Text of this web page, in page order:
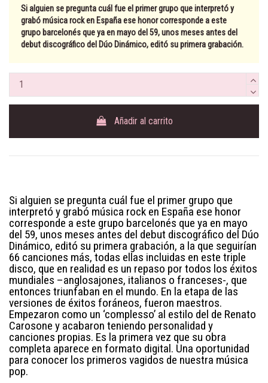
Si alguien se pregunta cuál fue el primer grupo que interpretó y
grabó música rock en España ese honor corresponde a este
grupo barcelonés que ya en mayo del 59, unos meses antes del
debut discográfico del Dúo Dinámico, editó su primera grabación.
Añadir al carrito
Si alguien se pregunta cuál fue el primer grupo que
interpretó y grabó música rock en España ese honor
corresponde a este grupo barcelonés que ya en mayo
del 59, unos meses antes del debut discográfico del Dúo
Dinámico, editó su primera grabación, a la que seguirían
66 canciones más, todas ellas incluidas en este triple
disco, que en realidad es un repaso por todos los éxitos
mundiales –anglosajones, italianos o franceses-, que
entonces triunfaban en el mundo. En la etapa de las
versiones de éxitos foráneos, fueron maestros.
Empezaron como un ‘complesso’ al estilo del de Renato
Carosone y acabaron teniendo personalidad y
canciones propias. Es la primera vez que su obra
completa aparece en formato digital. Una oportunidad
para conocer los primeros vagidos de nuestra música
pop.